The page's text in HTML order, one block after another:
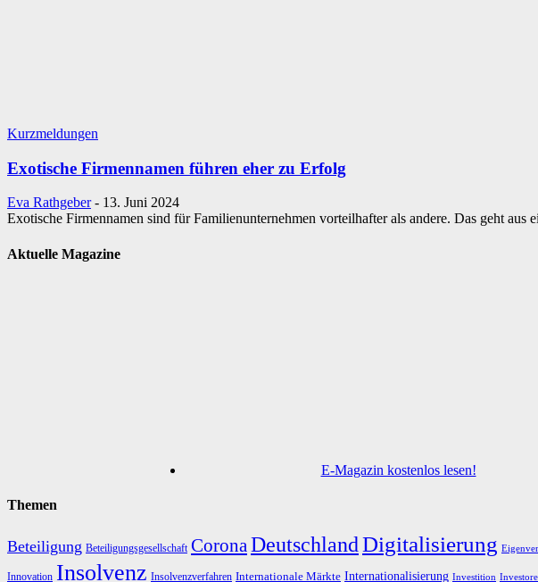
Kurzmeldungen
Exotische Firmennamen führen eher zu Erfolg
Eva Rathgeber - 13. Juni 2024
Exotische Firmennamen sind für Familienunternehmen vorteilhafter als andere. Das geht
Aktuelle Magazine
E-Magazin kostenlos lesen!
Themen
Beteiligung Beteiligungsgesellschaft CoronaDeutschlandDigitalisierung
Innovation Insolvenz Insolvenzverfahren Internationale Märkte Internationalisierung Investition